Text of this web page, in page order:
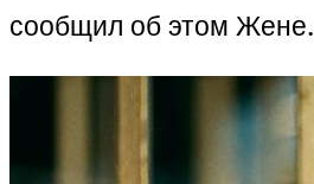
сообщил об этом Жене.